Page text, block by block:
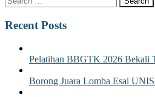
Recent Posts
Pelatihan BBGTK 2026 Bekali
Borong Juara Lomba Esai